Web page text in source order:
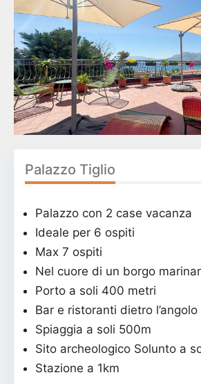
Palazzo Tiglio
Palazzo con 2 case vacanza
Ideale per 6 ospiti
Max 7 ospiti
Nel cuore di un borgo
Porto a soli 400 metri
Bar e ristoranti dietro l’angolo
Spiaggia a soli 500m
Sito archeologico Solunto a
Stazione a 1km